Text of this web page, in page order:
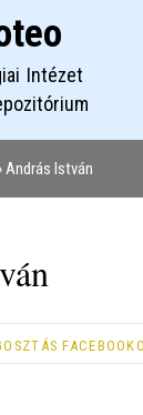
Intézet
András István